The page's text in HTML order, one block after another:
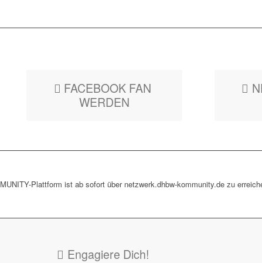
FACEBOOK FAN
WERDEN
Plattform ist ab sofort über netzwerk.dhbw-kommunity.dezu
Engagiere Dich!